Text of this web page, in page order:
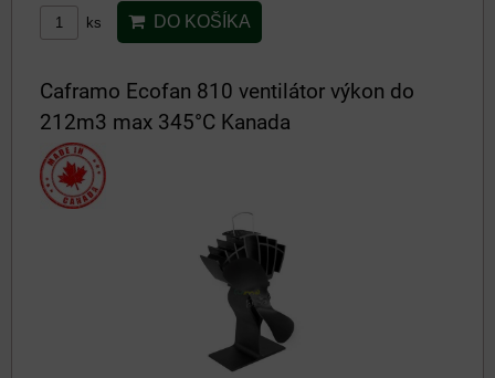
ks DO KOŠÍKA
Caframo Ecofan 810 ventilátor výkon do
212m3 max 345°C Kanada